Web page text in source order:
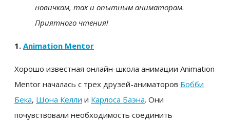
новичкам, так и опытным аниматорам.
Приятного чтения!
1. Animation Mentor
Хорошо известная онлайн-школа анимации Animation
Mentor началась с трех друзей-аниматоров Бобби
Бека, Шона Келли и Карлоса Баэна. Они
почувствовали необходимость соединить